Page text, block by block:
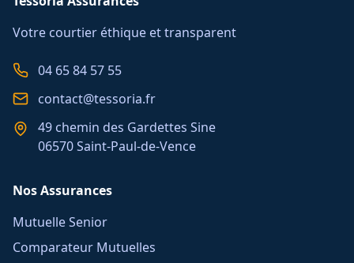
Votre courtier éthique et transparent
04 65 84 57 55
contact@tessoria.fr
49 chemin des Gardettes Sine
06570 Saint-Paul-de-Vence
Nos Assurances
Mutuelle Senior
Comparateur Mutuelles